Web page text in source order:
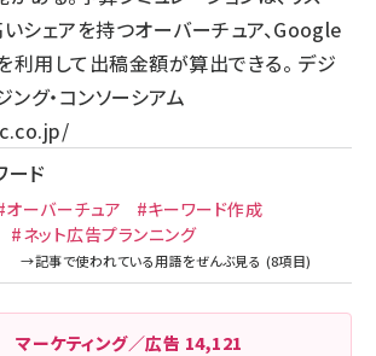
シェアを持つオーバーチュア、Google
利用して出稿金額が算出できる。 デジ
ング・コンソーシアム
ード
オーバーチュア
#キーワード作成
#ネット広告プランニング
マーケティング／広告 14,121